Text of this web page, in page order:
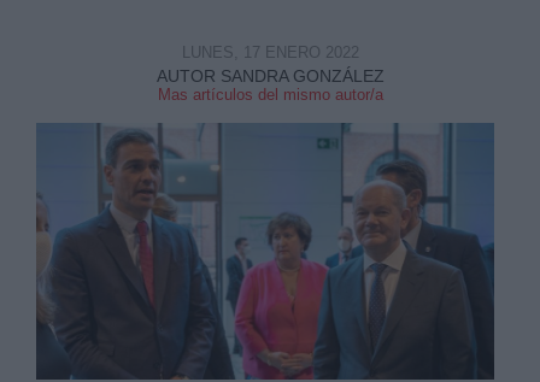
AUTOR SANDRA GONZÁLEZ
Mas artículos del mismo autor/a
LUNES, 17 ENERO 2022
Información adicional